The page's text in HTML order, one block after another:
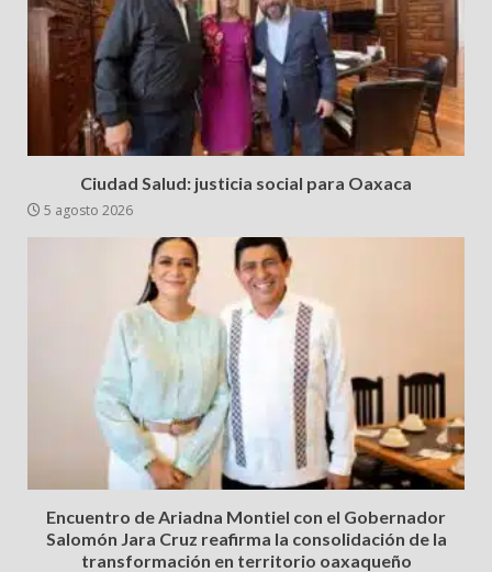
Ciudad Salud: justicia social para Oaxaca
5 agosto 2026
Encuentro de Ariadna Montiel con el Gobernador
Salomón Jara Cruz reafirma la consolidación de la
transformación en territorio oaxaqueño